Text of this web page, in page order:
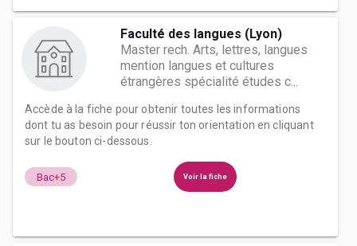
Faculté des langues (Lyon)
Master rech. Arts, lettres, langues
mention langues et cultures
étrangères spécialité études c...
Accède à la fiche pour obtenir toutes les informations
dont tu as besoin pour réussir ton orientation en cliquant
sur le bouton ci-dessous.
Bac+5 Voir la fiche